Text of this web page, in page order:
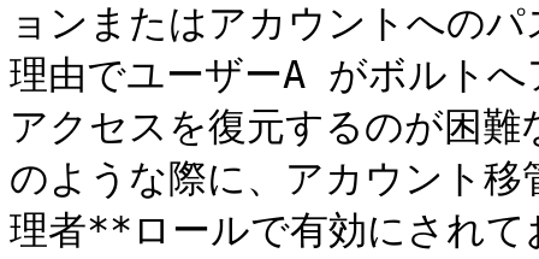
ョンまたはアカウントへの
理由でユーザーA がボルト
アクセスを復元するのが困
のような際に、アカウント
理者**ロールで有効にされ